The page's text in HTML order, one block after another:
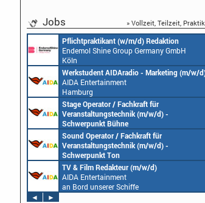
Jobs » Vollzeit, Teilzeit,
Pflichtpraktikant (w/m/d) Redaktion
Endemol Shine Group Germany GmbH
Köln
Werkstudent AIDAradio - Marketing (m/w/
AIDA Entertainment
Hamburg
Stage Operator / Fachkraft für
Veranstaltungstechnik (m/w/d) -
Schwerpunkt Bühne
AIDA Entertainment
an Bord unserer Schiffe
Sound Operator / Fachkraft für
Veranstaltungstechnik (m/w/d) -
Schwerpunkt Ton
AIDA Entertainment
an Bord unserer Schiffe
TV & Film Redakteur (m/w/d)
AIDA Entertainment
an Bord unserer Schiffe
◄
►